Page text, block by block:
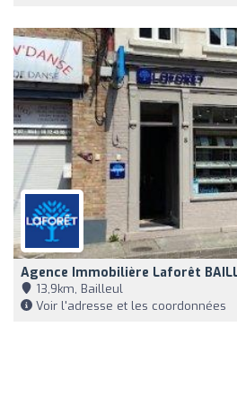
Agence Immobilière Laforêt
13,9km, Bailleul
Voir l'adresse et les coordonnées